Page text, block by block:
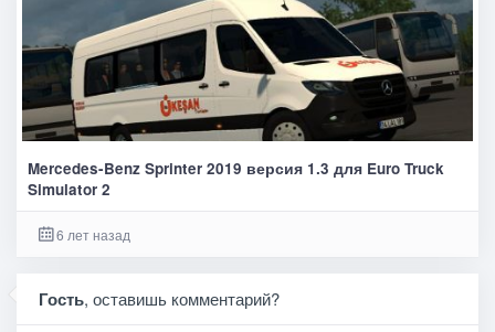
Mercedes-Benz Sprinter 2019 версия 1.3 для Euro Truck
Simulator 2
6 лет назад
Гость, оставишь комментарий?